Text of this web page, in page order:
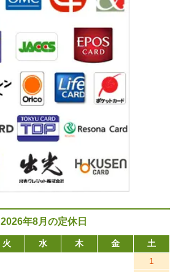
2026年8月の定休日
火 水 木 金
土
1